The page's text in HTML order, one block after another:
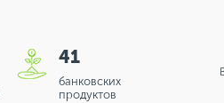
41
банковских
продуктов